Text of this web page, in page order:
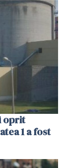
oprit
1 a fost